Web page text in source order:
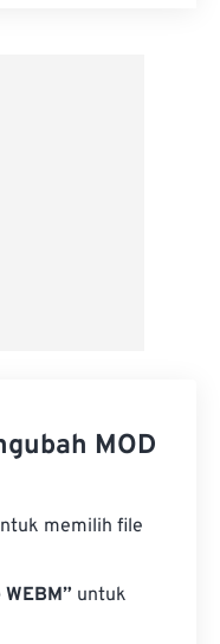
MOD
memilih file
untuk